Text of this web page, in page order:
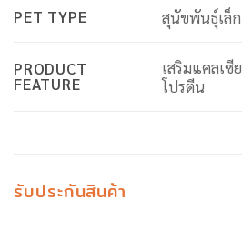
PET TYPE สุนัขพันธุ์เล็
PRODUCT
FEATURE
เสริมแคลเซี
โปรตีน
รับประกันสินค้า